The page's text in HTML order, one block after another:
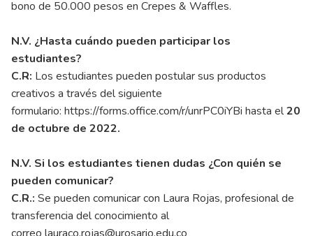
bono de 50.000 pesos en Crepes & Waffles.
N.V. ¿Hasta cuándo pueden participar los
estudiantes?
C.R: Los estudiantes pueden postular sus productos
creativos a través del siguiente
formulario: https://forms.office.com/r/unrPC0iYBi hasta el20
de octubre de 2022.
N.V. Si los estudiantes tienen dudas ¿Con quién se
pueden comunicar?
C.R.: Se pueden comunicar con Laura Rojas, profesional de
transferencia del conocimiento al